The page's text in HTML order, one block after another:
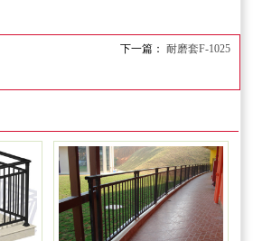
下一篇： 耐磨套F-1025